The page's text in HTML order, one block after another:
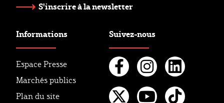
S'inscrire à la newsletter
Informations
Espace Presse
Marchés publics
Plan du site
Suivez-nous
Facebook